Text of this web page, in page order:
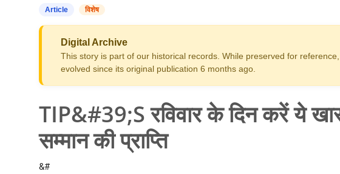
Article विशेष
Digital Archive
This story is part of our historical records. While preserved for
evolved since its original publication 6 months ago.
TIP&#39;S रविवार के दिन करें ये
सम्मान की प्राप्ति
&#